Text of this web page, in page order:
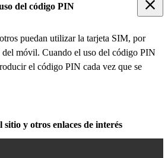
del código PIN
puedan utilizar la tarjeta SIM, por
del móvil. Cuando el uso del código PIN
el código PIN cada vez que se
sitio y otros enlaces de interés